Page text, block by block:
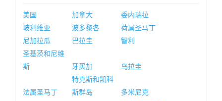
美国 加拿大
委内瑞拉
玻利维亚
波多黎各
荷属圣马丁
尼加拉瓜
巴拉圭
智利
圣基茨和尼维
斯
牙买加 乌拉圭
法属圣马丁
特克斯和凯科
斯群岛
多米尼克